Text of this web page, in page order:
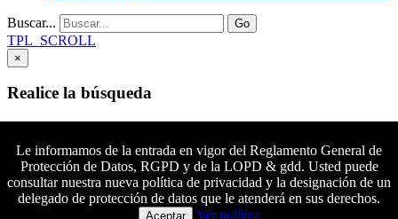
Buscar... Go
TPL_SCROLL
×
Realice la búsqueda
Buscar
Síguenos en Facebook
Síguenos en Twitter
Síguenos en YouTubeColaboradores principales
Le informamos de la entrada en vigor del Reglamento General de
Protección de Datos, RGPD y de la LOPD & gdd. Usted puede
consultar nuestra nueva política de privacidad y la designación de un
delegado de protección de datos que le atenderá en sus derechos.
Aceptar Ver política